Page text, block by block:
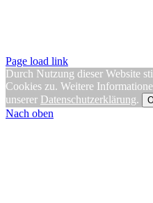
Page load link
Durch Nutzung dieser Website
Cookies zu. Weitere
unserer Datenschutzerklärung.
Nach oben